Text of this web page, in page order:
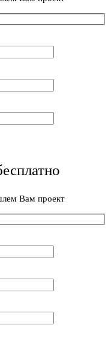
Вам проект